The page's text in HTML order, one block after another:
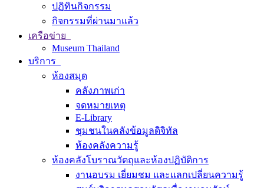
ปฏิทินกิจกรรม
กิจกรรมที่ผ่านมาแล้ว
เครือข่าย
Museum Thailand
บริการ
ห้องสมุด
คลังภาพเก่า
จดหมายเหตุ
E-Library
ชุมชนในคลังข้อมูลดิจิทัล
ห้องคลังความรู้
ห้องคลังโบราณวัตถุและห้องปฏิบัติการ
งานอบรม เยี่ยมชม และแลกเปลี่ยนความรู้